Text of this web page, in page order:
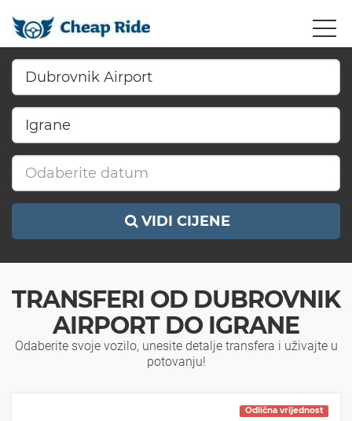
VIDI CIJENE
TRANSFERI OD DUBROVNIK
AIRPORT DO IGRANE
Odaberite svoje vozilo, unesite detalje transfera i uživajte u
potovanju!
Odlična vrijednost